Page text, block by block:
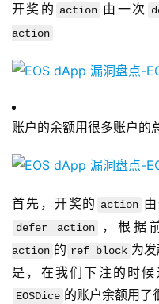
开奖的 action 由一次
action
账户的余额用很多账户的
首先，开奖的 action
defer action ，根据
action 的 ref block 为
是，在我们下注的时候
EOSDice 的账户余额用了